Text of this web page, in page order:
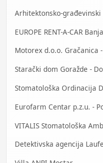
Arhitektonsko-
EUROPE RENT-A-CAR
Motorex d.o.o. Gračanica
Stomatološka Ordinacija
Eurofarm Centar p.z.u. -
VITALIS Stomatološka
Detektivska agencija